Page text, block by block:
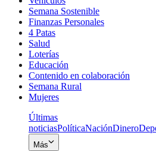
Semana Sostenible
Finanzas Personales
4 Patas
Salud
Loterías
Educación
Contenido en colaboración
Semana Rural
Mujeres
Últimas
noticiasPolíticaNaciónDinero
Más